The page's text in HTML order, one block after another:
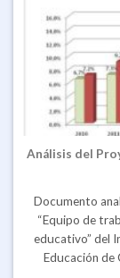
Análisis del
Documento
“Equipo de
educativo” del
Educación de